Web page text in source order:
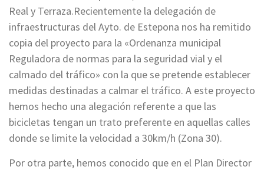
Real y Terraza.Recientemente la delegación de
infraestructuras del Ayto. de Estepona nos ha remitido
copia del proyecto para la «Ordenanza municipal
Reguladora de normas para la seguridad vial y el
calmado del tráfico» con la que se pretende establecer
medidas destinadas a calmar el tráfico. A este proyecto
hemos hecho una alegación referente a que las
bicicletas tengan un trato preferente en aquellas calles
donde se limite la velocidad a 30km/h (Zona 30).
Por otra parte, hemos conocido que en el Plan Director